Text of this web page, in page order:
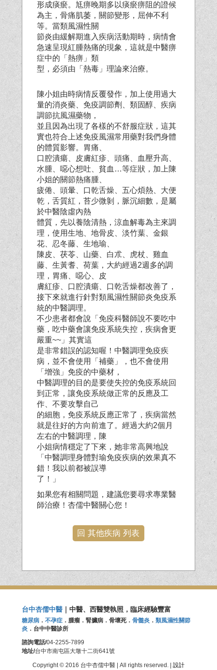
形成痰瘀。尪痹晚期多以痰瘀痹阻的證候
為主，骨痛肌萎，關節變形，屈伸不利
等。當類風濕性關
節炎由緩解期進入疾病活動期時，病情會
急速呈現紅腫熱痛的現象，這就是中醫痹
症中的「熱痹」類
型，必須由「熱毒」理論來治療。
陳小姐由時病情反覆發作，加上使用過大
量的消炎藥、免疫調節劑、類固醇、疾病
調節抗風濕藥物，
並且因為出現了各樣的不舒服症狀，這其
實也符合上述免疫風濕常用藥對我們身體
的體質影響。胃痛、
口腔潰瘍、皮膚紅疹、頭痛、血壓升高、
水腫、噁心想吐、貧血…等症狀，加上陳
小姐的關節熱痛腫、
疲倦、頭暈、口乾舌燥、五心煩熱、大便
乾，舌質紅，苔少微剝，脈沉細數，是屬
於中醫陰虛內熱
體質，先以養陰清熱，涼血解毒為主來調
理，使用生地、地骨皮、淡竹葉、金銀
花、忍冬藤、生地瑜、
陳皮、茯苓、山藥、白朮、虎杖、雞血
藤、生黃耆、荷葉，大約經過2週多的調
理，胃痛、噁心、皮
膚紅疹、口腔潰瘍、口乾舌燥都改善了，
接下來就進行針對類風濕性關節炎免疫系
統的中醫調理。
不少患者都會說「免疫科醫師說不要吃中
藥，吃中藥會讓免疫系統失控，疾病會更
嚴重~~」其實這
是非常錯誤的認知喔！中醫調理免疫疾
病，並不會使用「補藥」，也不會使用
「增強」免疫的中藥材，
中醫調理的目的是要使失控的免疫系統回
到正常，讓免疫系統做正常的反應及工
作、不要攻擊自己
的細胞，免疫系統反應正常了，疾病當然
就是往好的方向前進了。經過大約2個月
左右的中醫調理，陳
小姐病情穩定了下來，她非常高興地說
「中醫調理身體對瑜免疫疾病的效果真不
錯！我以前都被誤導
了！」
如果您有相關問題，建議您要尋求專業醫
師治療！杏儒中醫關心您！
回 其他疾病 列表
台中杏儒中醫｜中醫、西醫雙執照，臨床經驗豐富
糖尿病． 不孕症．腫瘤．腎臟病．骨壞死． 骨髓炎． 類風濕性關節
炎．台中中醫診所
諮詢電話/04-2255-7899
地址/台中市南屯區大墩十二街641號
Copyright © 2016 台中杏儒中醫 | All rights reserved. | 設計